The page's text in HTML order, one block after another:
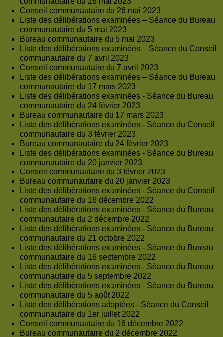
Conseil communautaire du 26 mai 2023
Liste des délibérations examinées – Séance du Bureau
communautaire du 5 mai 2023
Bureau communautaire du 5 mai 2023
Liste des délibérations examinées – Séance du Conseil
communautaire du 7 avril 2023
Conseil communautaire du 7 avril 2023
Liste des délibérations examinées – Séance du Bureau
communautaire du 17 mars 2023
Liste des délibérations examinées - Séance du Bureau
communautaire du 24 février 2023
Bureau communautaire du 17 mars 2023
Liste des délibérations examinées - Séance du Conseil
communautaire du 3 février 2023
Bureau communautaire du 24 février 2023
Liste des délibérations examinées - Séance du Bureau
communautaire du 20 janvier 2023
Conseil communautaire du 3 février 2023
Bureau communautaire du 20 janvier 2023
Liste des délibérations examinées - Séance du Conseil
communautaire du 16 décembre 2022
Liste des délibérations examinées - Séance du Bureau
communautaire du 2 décembre 2022
Liste des délibérations examinées - Séance du Bureau
communautaire du 21 octobre 2022
Liste des délibérations examinées - Séance du Bureau
communautaire du 16 septembre 2022
Liste des délibérations examinées - Séance du Bureau
communautaire du 5 septembre 2022
Liste des délibérations examinées - Séance du Bureau
communautaire du 5 août 2022
Liste des délibérations adoptées - Séance du Conseil
communautaire du 1er juillet 2022
Conseil communautaire du 16 décembre 2022
Bureau communautaire du 2 décembre 2022